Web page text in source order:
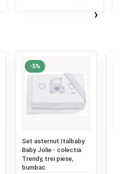
›
-5%
Set asternut Italbaby
Baby Jolie - colectia
Trendy, trei piese,
bumbac